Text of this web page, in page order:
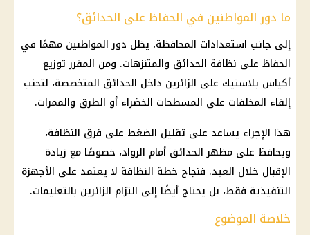
ما دور المواطنين في الحفاظ على الحدائق؟
إلى جانب استعدادات المحافظة، يظل دور المواطنين مهمًا في
الحفاظ على نظافة الحدائق والمتنزهات. ومن المقرر توزيع
أكياس بلاستيك على الزائرين داخل الحدائق المتخصصة، لتجنب
إلقاء المخلفات على المسطحات الخضراء أو الطرق والممرات.
هذا الإجراء يساعد على تقليل الضغط على فرق النظافة،
ويحافظ على مظهر الحدائق أمام الرواد، خصوصًا مع زيادة
الإقبال خلال العيد. فنجاح خطة النظافة لا يعتمد على الأجهزة
التنفيذية فقط، بل يحتاج أيضًا إلى التزام الزائرين بالتعليمات.
خلاصة الموضوع